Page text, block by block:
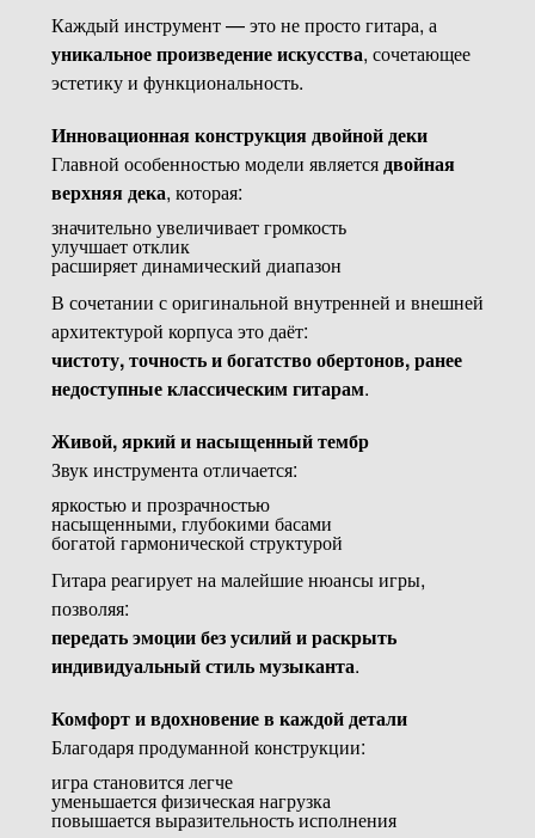
Каждый инструмент — это не просто гитара, а
уникальное произведение искусства, сочетающее
эстетику и функциональность.
Инновационная конструкция двойной деки
Главной особенностью модели являетсядвойная
верхняя дека, которая:
значительно увеличивает громкость
улучшает отклик
расширяет динамический диапазон
В сочетании с оригинальной внутренней и внешней
архитектурой корпуса это даёт:
чистоту, точность и богатство обертонов, ранее
недоступные классическим гитарам.
Живой, яркий и насыщенный тембр
Звук инструмента отличается:
яркостью и прозрачностью
насыщенными, глубокими басами
богатой гармонической структурой
Гитара реагирует на малейшие нюансы игры,
позволяя:
передать эмоции без усилий и раскрыть
индивидуальный стиль музыканта.
Комфорт и вдохновение в каждой детали
Благодаря продуманной конструкции:
игра становится легче
уменьшается физическая нагрузка
повышается выразительность исполнения